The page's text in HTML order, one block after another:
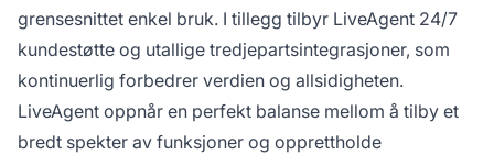
grensesnittet enkel bruk. I tillegg tilbyr LiveAgent 24/7
kundestøtte og utallige tredjepartsintegrasjoner, som
kontinuerlig forbedrer verdien og allsidigheten.
LiveAgent oppnår en perfekt balanse mellom å tilby et
bredt spekter av funksjoner og opprettholde